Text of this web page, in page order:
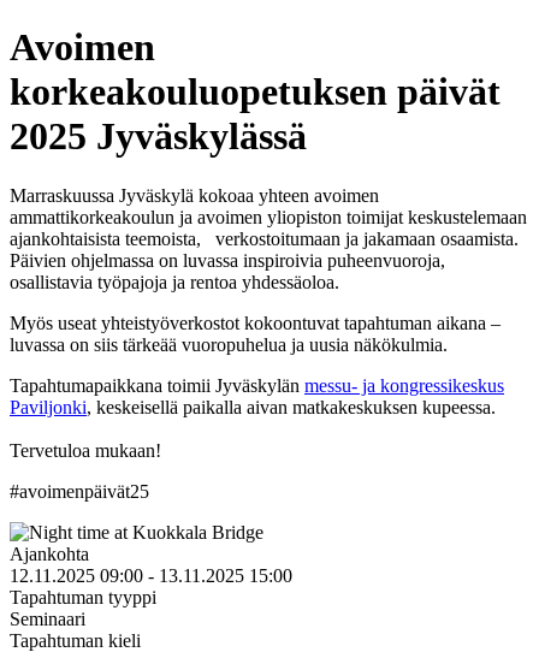
Avoimen
korkeakouluopetuksen päivät
2025 Jyväskylässä
Marraskuussa Jyväskylä kokoaa yhteen avoimen
ammattikorkeakoulun ja avoimen yliopiston toimijat keskustelemaan
ajankohtaisista teemoista, verkostoitumaan ja jakamaan osaamista.
Päivien ohjelmassa on luvassa inspiroivia puheenvuoroja,
osallistavia työpajoja ja rentoa yhdessäoloa.
Myös useat yhteistyöverkostot kokoontuvat tapahtuman aikana –
luvassa on siis tärkeää vuoropuhelua ja uusia näkökulmia.
Tapahtumapaikkana toimii Jyväskylän messu- ja kongressikeskus
Paviljonki, keskeisellä paikalla aivan matkakeskuksen kupeessa.
Tervetuloa mukaan!
#avoimenpäivät25
Ajankohta
12.11.2025 09:00 - 13.11.2025 15:00
Tapahtuman tyyppi
Seminaari
Tapahtuman kieli